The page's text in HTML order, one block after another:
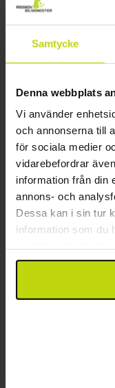
Samtycke
Denna webbplats
Vi använder
och annonserna till
för sociala medier
vidarebefordrar
information från din
annons- och
Dessa kan i sin tur
information som du
2x övernattningar
1x 1
Gratis
FÅ KVAR
sep pp
Totalt
FAQ
Vilka hotell i
Risskov erbjuder
Finns det